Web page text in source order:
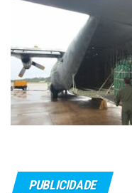
PUBLICIDADE